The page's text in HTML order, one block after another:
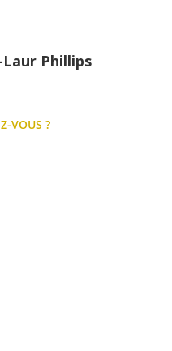
Phillips
VOUS ?